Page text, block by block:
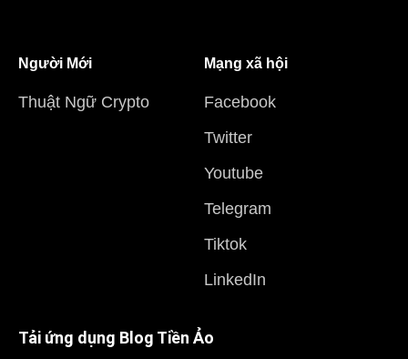
Người Mới
Thuật Ngữ Crypto
Mạng xã hội
Facebook
Twitter
Youtube
Telegram
Tiktok
LinkedIn
Tải ứng dụng Blog Tiền Ảo